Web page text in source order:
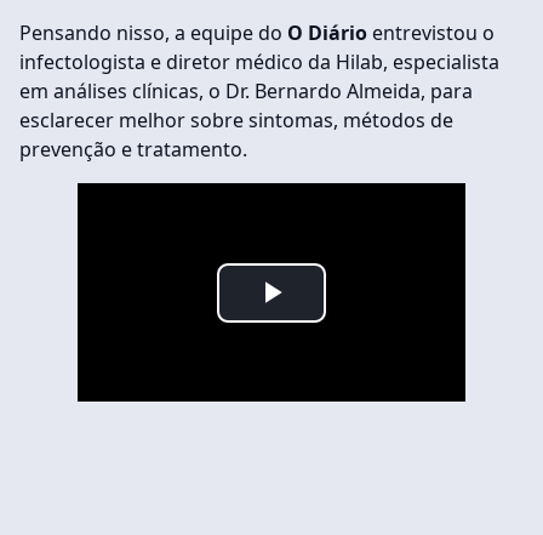
Pensando nisso, a equipe do O Diário entrevistou o
infectologista e diretor médico da Hilab, especialista
em análises clínicas, o Dr. Bernardo Almeida, para
esclarecer melhor sobre sintomas, métodos de
prevenção e tratamento.
Play